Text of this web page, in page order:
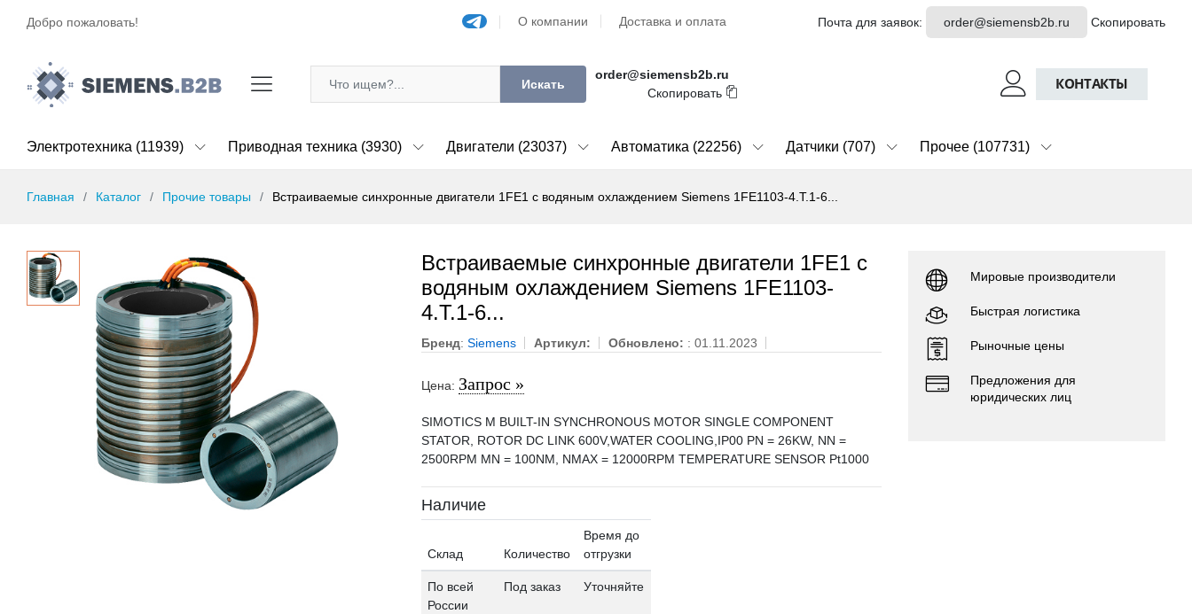
Добро пожаловать! О компании Доставка и оплата Почта для заявок: order@siemensb2b.ru Скопировать
Искать
order@siemensb2b.ru
Скопировать
КОНТАКТЫ
Электротехника (11939) Приводная техника (3930) Двигатели (23037) Автоматика (22256) Датчики (707) Прочее (107731)
Главная Каталог Прочие товары Встраиваемые синхронные двигатели 1FE1 с водяным охлаждением Siemens 1FE1103-4.T.1-6...
Встраиваемые синхронные двигатели 1FE1 с
водяным охлаждением Siemens 1FE1103-
4.T.1-6...
Бренд: Siemens Артикул: Обновлено: : 01.11.2023
Цена: Запрос »
SIMOTICS M BUILT-IN SYNCHRONOUS MOTOR SINGLE COMPONENT
STATOR, ROTOR DC LINK 600V,WATER COOLING,IP00 PN = 26KW, NN =
2500RPM MN = 100NM, NMAX = 12000RPM TEMPERATURE SENSOR Pt1000
Наличие
Склад Количество
Время до
отгрузки
По всей
России
Под заказ Уточняйте
Мировые производители
Быстрая логистика
Рыночные цены
Предложения для
юридических лиц